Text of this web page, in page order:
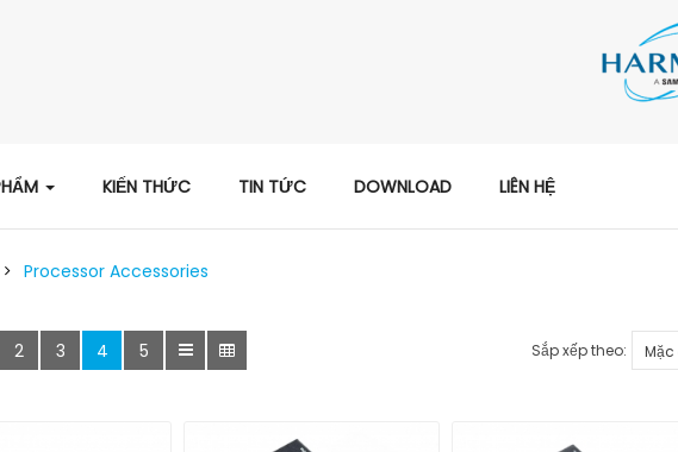
KIẾN THỨC TIN TỨC DOWNLOAD LIÊN HỆ
Processor Accessories
2 3 4 5 Sắp xếp theo: